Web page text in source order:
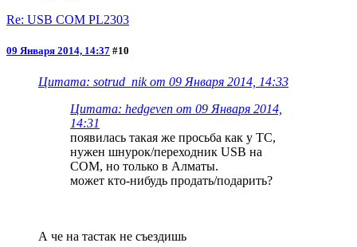
Re: USB COM PL2303
09 Января 2014, 14:37 #10
Цитата: sotrud_nik от 09 Января 2014, 14:33
Цитата: hedgeven от 09 Января 2014,
14:31
появилась такая же просьба как у ТС,
нужен шнурок/переходник USB на
COM, но только в Алматы.
может кто-нибудь продать/подарить?
А че на тастак не съездишь